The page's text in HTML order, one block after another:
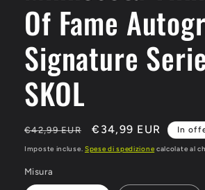
Of Fame
Signature
SKOL
Prezzo
di
€42,99 EUR
Prezzo
scontato
€34,99 EUR In
Imposte incluse. Spese di spedizione calcolate al
Misura